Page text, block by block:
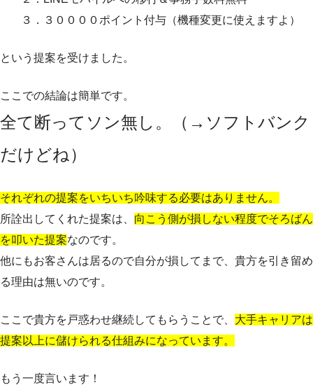
３．３００００ポイント付与（機種変更に使えますよ）
という提案を受けました。
ここでの結論は簡単です。
全て断ってソン無し。（→ソフトバンク
だけどね）
それぞれの提案をいちいち吟味する必要はありません。
所詮出してくれた提案は、 向こう側が損しない程度でそろばん
を叩いた提案なのです。
他にもお客さんは居るので自分が損してまで、貴方を引き留め
る理由は無いのです。
ここで貴方を戸惑わせ継続してもらうことで、 大手キャリアは
提案以上に儲けられる仕組みになっています。
もう一度言います！